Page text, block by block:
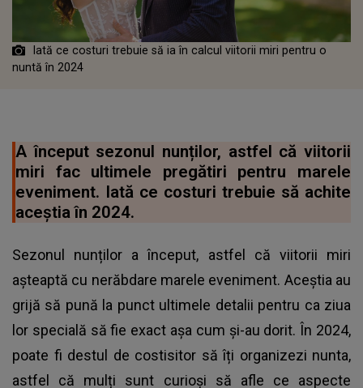
Iată ce costuri trebuie să ia în calcul viitorii miri pentru o
nuntă în 2024
A început sezonul nunților, astfel că viitorii
miri fac ultimele pregătiri pentru marele
eveniment. Iată ce costuri trebuie să achite
aceștia în 2024.
Sezonul nunților a început, astfel că viitorii miri
așteaptă cu nerăbdare marele eveniment. Aceștia au
grijă să pună la punct ultimele detalii pentru ca ziua
lor specială să fie exact așa cum și-au dorit. În 2024,
poate fi destul de costisitor să îți organizezi nunta,
astfel că mulți sunt curioși să afle ce aspecte